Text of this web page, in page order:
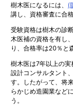
樹木医になるには、 (
講し、資格審査に合
受験資格は樹木の診
木医補の資格を有し
り、合格率は20％と
樹木医は7年以上の
設計コンサルタント
す。したがって、将
らかじめ造園業など
う。